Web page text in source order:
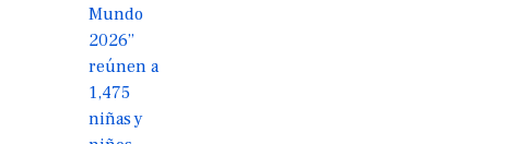
Mundo
2026”
reúnen a
1,475
niñas y